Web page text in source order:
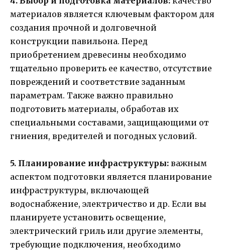
материалов является ключевым фактором для
создания прочной и долговечной
конструкции павильона. Перед
приобретением древесины необходимо
тщательно проверить ее качество, отсутствие
повреждений и соответствие заданным
параметрам. Также важно правильно
подготовить материалы, обработав их
специальными составами, защищающими от
гниения, вредителей и погодных условий.
5. Планирование инфраструктуры: важным
аспектом подготовки является планирование
инфраструктуры, включающей
водоснабжение, электричество и др. Если вы
планируете установить освещение,
электрический гриль или другие элементы,
требующие подключения, необходимо